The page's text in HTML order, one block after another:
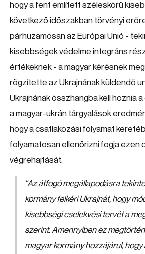
hogy a fent említett széleskörű
következő időszakban törvényi
párhuzamosan az Európai Unió -
kisebbségek védelme integráns
értékeknek - a magyar kérésnek
rögzítette az Ukrajnának küldendő
Ukrajnának összhangba kell hoznia
a magyar-ukrán tárgyalások
hogy a csatlakozási folyamat
folyamatosan ellenőrizni fogja ezen
végrehajtását.
"Az átfogó megállapodásra
kormány felkéri Ukrajnát, hogy
kisebbségi cselekvési tervét a
szerint. Amennyiben ez
magyar kormány hozzájárul, hogy